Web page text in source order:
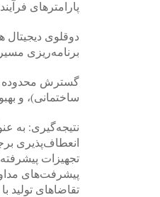
پارامترهای
دوقلوی دیجیتال
برنامه‌ریزی
گسترش محدوده
ساختمانی)، و
نتیجه‌گیری: به
انعطاف‌پذیری
تجهیزات
پیشرفت‌های
تقاضاهای تولید